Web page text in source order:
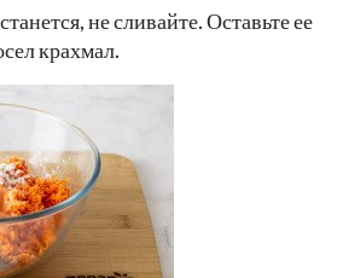
не сливайте. Оставьте ее
крахмал.